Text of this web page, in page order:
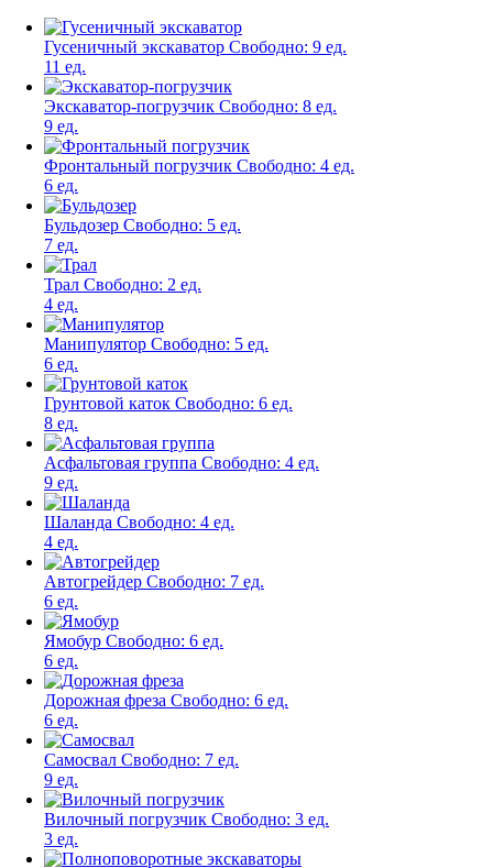
Гусеничный экскаватор Свободно: 9 ед.
11 ед.
Экскаватор-погрузчик Свободно: 8 ед.
9 ед.
Фронтальный погрузчик Свободно: 4 ед.
6 ед.
Бульдозер Свободно: 5 ед.
7 ед.
Трал Свободно: 2 ед.
4 ед.
Манипулятор Свободно: 5 ед.
6 ед.
Грунтовой каток Свободно: 6 ед.
8 ед.
Асфальтовая группа Свободно: 4 ед.
9 ед.
Шаланда Свободно: 4 ед.
4 ед.
Автогрейдер Свободно: 7 ед.
6 ед.
Ямобур Свободно: 6 ед.
6 ед.
Дорожная фреза Свободно: 6 ед.
6 ед.
Самосвал Свободно: 7 ед.
9 ед.
Вилочный погрузчик Свободно: 3 ед.
3 ед.